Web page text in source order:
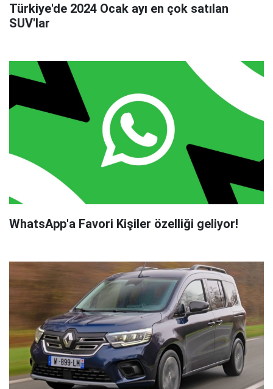
Türkiye'de 2024 Ocak ayı en çok satılan
SUV'lar
WhatsApp'a Favori Kişiler özelliği geliyor!